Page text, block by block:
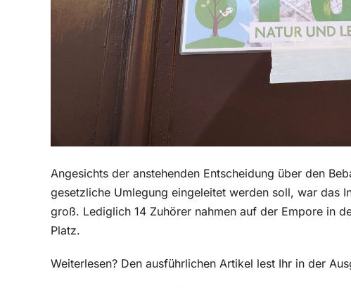
Angesichts der anstehenden Entscheidung über den
gesetzliche Umlegung eingeleitet werden soll, war das
groß. Lediglich 14 Zuhörer nahmen auf der Empore in
Platz.
Weiterlesen? Den ausführlichen Artikel lest Ihr in der